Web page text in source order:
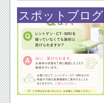
スポットブログ